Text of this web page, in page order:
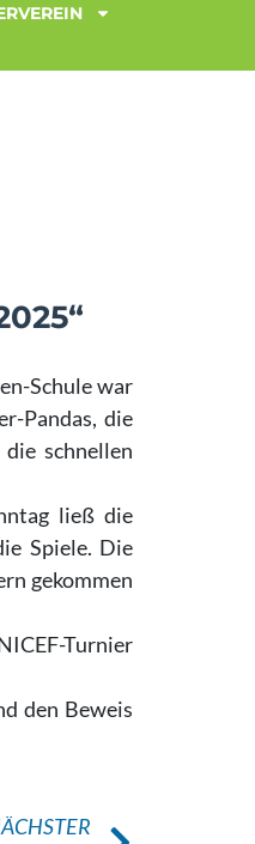
Schule war
Pandas, die
schnellen
ließ die
Spiele. Die
gekommen
Turnier
den Beweis